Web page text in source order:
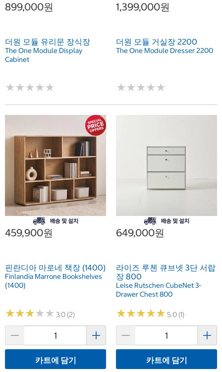
899,000원
더원 모듈 유리문 장식장
The One Module Display
Cabinet
★★★★★
★★★★★
1,399,000원
더원 모듈 거실장 2200
The One Module Dresser 2200
★★★★★
★★★★★
459,900원
핀란디아 마로네 책장 (1400)
Finlandia Marrone Bookshelves
(1400)
★★★★★
★★★★★ 3.0 (2)
카트에 담기
649,000원
라이즈 루첸 큐브넷 3단 서랍
장 800
Leise Rutschen CubeNet 3-
Drawer Chest 800
★★★★★
★★★★★ 5.0 (1)
카트에 담기